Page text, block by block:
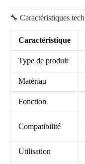
🔧 Caractéristiques
Caractéristique
Type de produit
Matériau
Fonction
Compatibilité
Utilisation